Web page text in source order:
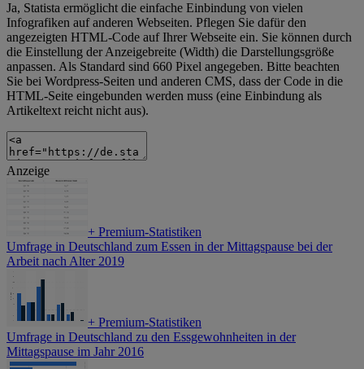
Ja, Statista ermöglicht die einfache Einbindung von vielen
Infografiken auf anderen Webseiten. Pflegen Sie dafür den
angezeigten HTML-Code auf Ihrer Webseite ein. Sie können durch
die Einstellung der Anzeigebreite (Width) die Darstellungsgröße
anpassen. Als Standard sind 660 Pixel angegeben. Bitte beachten
Sie bei Wordpress-Seiten und anderen CMS, dass der Code in die
HTML-Seite eingebunden werden muss (eine Einbindung als
Artikeltext reicht nicht aus).
Anzeige
+ Premium-Statistiken
Umfrage in Deutschland zum Essen in der Mittagspause bei der
Arbeit nach Alter 2019
+ Premium-Statistiken
Umfrage in Deutschland zu den Essgewohnheiten in der
Mittagspause im Jahr 2016